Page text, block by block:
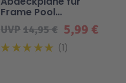
5,99 €
UVP14,95 €
Frame Pool
259x170cm
1